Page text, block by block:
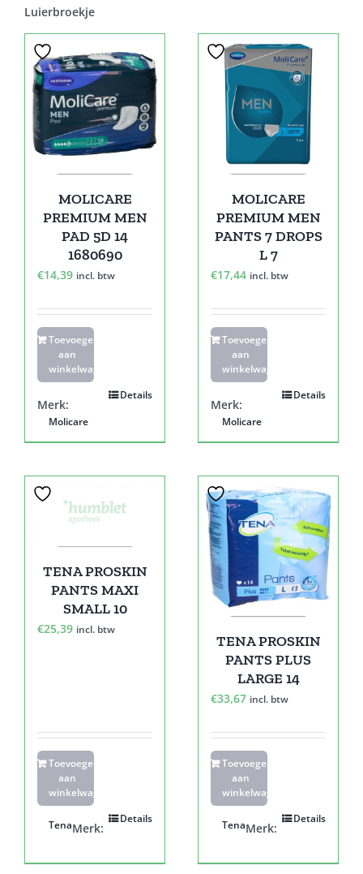
Luierbroekje
MOLICARE
PREMIUM MEN
PAD 5D 14
1680690
€14,39 incl. btw
Toevoegen
aan
winkelwagen
Details
Merk:
Molicare
MOLICARE
PREMIUM MEN
PANTS 7 DROPS
L 7
€17,44 incl. btw
Toevoegen
aan
winkelwagen
Details
Merk:
Molicare
TENA PROSKIN
PANTS MAXI
SMALL 10
€25,39 incl. btw
Toevoegen
aan
winkelwagen
Details
Merk:
Tena
TENA PROSKIN
PANTS PLUS
LARGE 14
€33,67 incl. btw
Toevoegen
aan
winkelwagen
Details
Merk:
Tena